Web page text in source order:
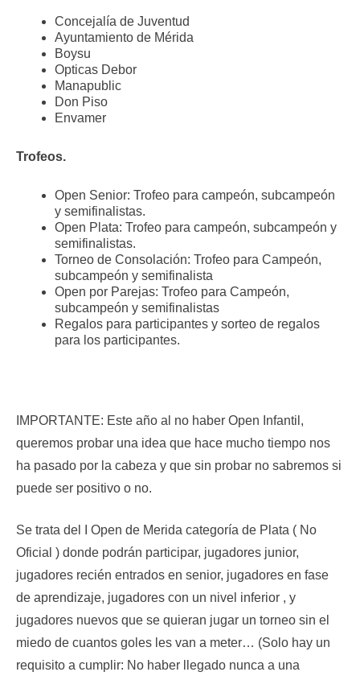
Concejalía de Juventud
Ayuntamiento de Mérida
Boysu
Opticas Debor
Manapublic
Don Piso
Envamer
Trofeos.
Open Senior: Trofeo para campeón, subcampeón
y semifinalistas.
Open Plata: Trofeo para campeón, subcampeón y
semifinalistas.
Torneo de Consolación: Trofeo para Campeón,
subcampeón y semifinalista
Open por Parejas: Trofeo para Campeón,
subcampeón y semifinalistas
Regalos para participantes y sorteo de regalos
para los participantes.
IMPORTANTE: Este año al no haber Open Infantil,
queremos probar una idea que hace mucho tiempo nos
ha pasado por la cabeza y que sin probar no sabremos si
puede ser positivo o no.
Se trata del I Open de Merida categoría de Plata ( No
Oficial ) donde podrán participar, jugadores junior,
jugadores recién entrados en senior, jugadores en fase
de aprendizaje, jugadores con un nivel inferior , y
jugadores nuevos que se quieran jugar un torneo sin el
miedo de cuantos goles les van a meter… (Solo hay un
requisito a cumplir: No haber llegado nunca a una